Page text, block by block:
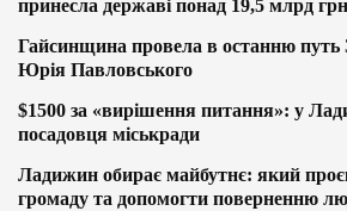
принесла державі понад 19,5 млрд грн
Гайсинщина провела в останню путь
Юрія Павловського
$1500 за «вирішення питання»: у
посадовця міськради
Ладижин обирає майбутнє: який
громаду та допомогти поверненню